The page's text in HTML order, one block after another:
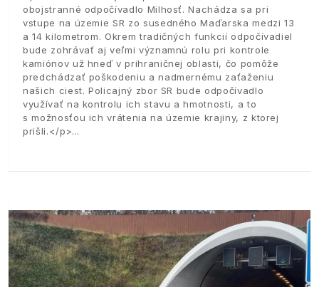
obojstranné odpočívadlo Milhosť. Nachádza sa pri
vstupe na územie SR zo susedného Maďarska medzi 13
a 14 kilometrom. Okrem tradičných funkcií odpočívadiel
bude zohrávať aj veľmi významnú rolu pri kontrole
kamiónov už hneď v prihraničnej oblasti, čo pomôže
predchádzať poškodeniu a nadmernému zaťaženiu
našich ciest. Policajný zbor SR bude odpočívadlo
využívať na kontrolu ich stavu a hmotnosti, a to
s možnosťou ich vrátenia na územie krajiny, z ktorej
prišli.</p>